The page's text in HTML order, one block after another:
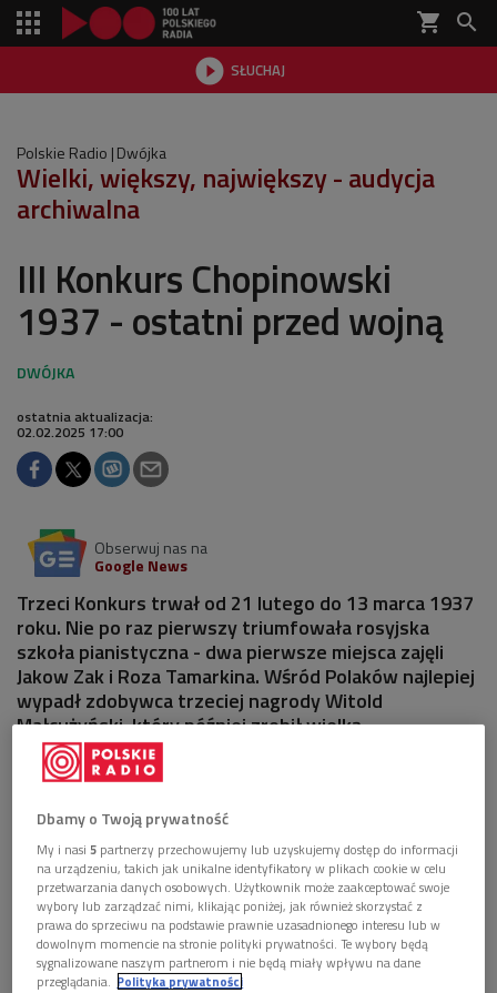
shopping_cart 
 SŁUCHAJ

Polskie Radio Dwójka
Wielki, większy, największy - audycja
archiwalna
III Konkurs Chopinowski
1937 - ostatni przed wojną
ostatnia aktualizacja:
02.02.2025 17:00
Obserwuj nas na
Google News
Trzeci Konkurs trwał od 21 lutego do 13 marca 1937
roku. Nie po raz pierwszy triumfowała rosyjska
szkoła pianistyczna - dwa pierwsze miejsca zajęli
Jakow Zak i Roza Tamarkina. Wśród Polaków najlepiej
wypadł zdobywca trzeciej nagrody Witold
Małcużyński, który później zrobił wielką
międzynarodową karierę.
Dbamy o Twoją prywatność
My i nasi5 partnerzy przechowujemy lub uzyskujemy dostęp do informacji
na urządzeniu, takich jak unikalne identyfikatory w plikach cookie w celu
przetwarzania danych osobowych. Użytkownik może zaakceptować swoje
wybory lub zarządzać nimi, klikając poniżej, jak również skorzystać z
prawa do sprzeciwu na podstawie prawnie uzasadnionego interesu lub w
dowolnym momencie na stronie polityki prywatności. Te wybory będą
sygnalizowane naszym partnerom i nie będą miały wpływu na dane
przeglądania. Polityka prywatności